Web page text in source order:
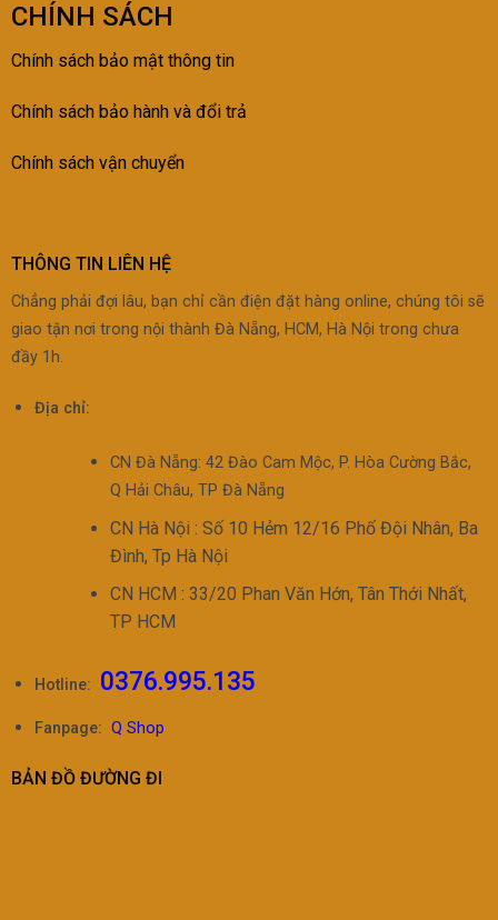
CHÍNH SÁCH
Chính sách bảo mật thông tin
Chính sách bảo hành và đổi trả
Chính sách vận chuyển
THÔNG TIN LIÊN HỆ
Chẳng phải đợi lâu, bạn chỉ cần điện đặt hàng online, chúng tôi sẽ
giao tận nơi trong nội thành Đà Nẵng, HCM, Hà Nội trong chưa
đầy 1h.
Địa chỉ:
CN Đà Nẵng: 42 Đào Cam Mộc, P. Hòa Cường Bắc,
Q Hải Châu, TP Đà Nẵng
CN Hà Nội : Số 10 Hẻm 12/16 Phố Đội Nhân, Ba
Đình, Tp Hà Nội
CN HCM : 33/20 Phan Văn Hớn, Tân Thới Nhất,
TP HCM
Hotline: 0376.995.135
Fanpage: Q Shop
BẢN ĐỒ ĐƯỜNG ĐI